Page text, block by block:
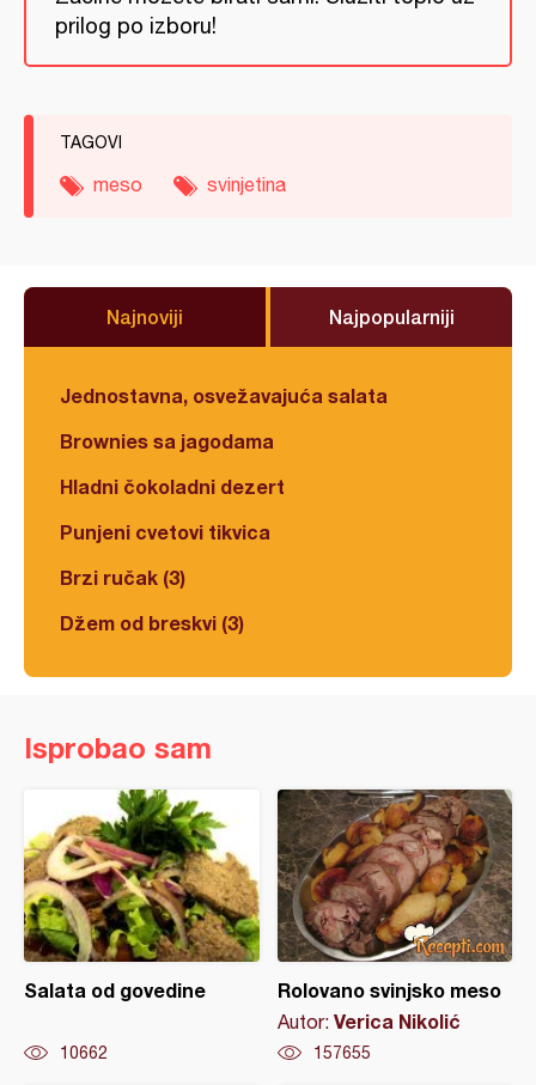
prilog po izboru!
TAGOVI
meso svinjetina
Najnoviji Najpopularniji
Jednostavna, osvežavajuća salata
Brownies sa jagodama
Hladni čokoladni dezert
Punjeni cvetovi tikvica
Brzi ručak (3)
Džem od breskvi (3)
Isprobao sam
Salata od govedine
10662
Rolovano svinjsko meso
Autor: Verica Nikolić
157655